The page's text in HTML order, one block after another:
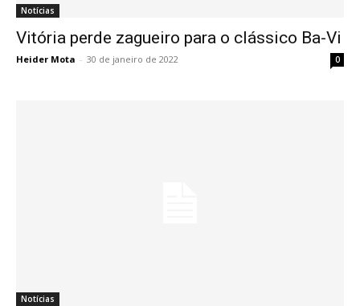
Notícias
Vitória perde zagueiro para o clássico Ba-Vi
Heider Mota - 30 de janeiro de 2022 0
Notícias